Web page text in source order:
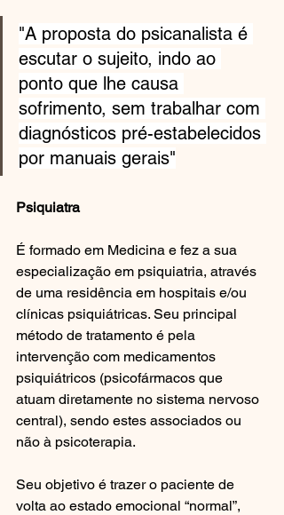
"A proposta do psicanalista é
escutar o sujeito, indo ao
ponto que lhe causa
sofrimento, sem trabalhar com
diagnósticos pré-estabelecidos
por manuais gerais"
Psiquiatra
É formado em Medicina e fez a sua
especialização em psiquiatria, através
de uma residência em hospitais e/ou
clínicas psiquiátricas. Seu principal
método de tratamento é pela
intervenção com medicamentos
psiquiátricos (psicofármacos que
atuam diretamente no sistema nervoso
central), sendo estes associados ou
não à psicoterapia.
Seu objetivo é trazer o paciente de
volta ao estado emocional “normal”,